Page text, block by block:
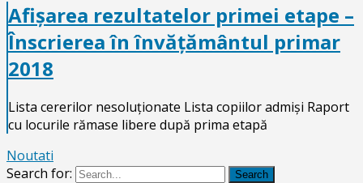
Afișarea rezultatelor primei etape –
Înscrierea în învățământul primar
2018
Lista cererilor nesoluționate Lista copiilor admiși Raport
cu locurile rămase libere după prima etapă
Noutati
Search for:
Search